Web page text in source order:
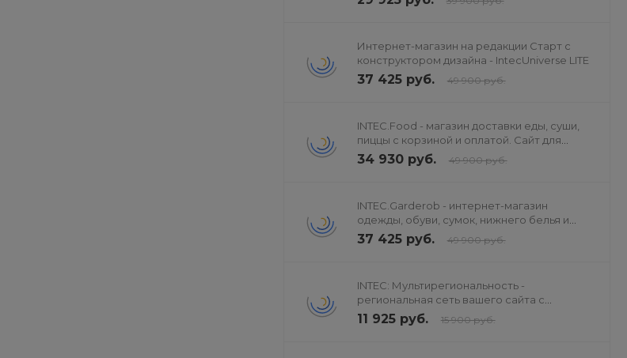
Интернет-магазин на редакции Старт с
конструктором дизайна - IntecUniverse LITE
37 425 руб. 49 900 руб.
INTEC.Food - магазин доставки еды, суши,
пиццы с корзиной и оплатой. Сайт для
ресторанов и кафе
34 930 руб. 49 900 руб.
INTEC.Garderob - интернет-магазин
одежды, обуви, сумок, нижнего белья и
аксессуаров
37 425 руб. 49 900 руб.
INTEC: Мультирегиональность -
региональная сеть вашего сайта с
продвижением в поисковиках
11 925 руб. 15 900 руб.